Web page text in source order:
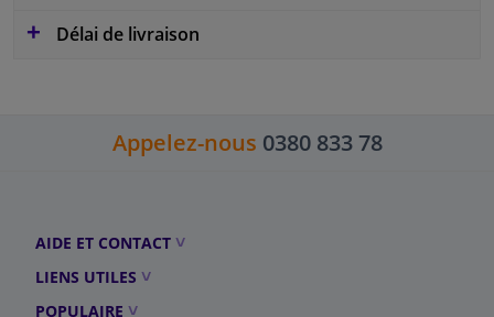
Délai de livraison
Appelez-nous 0380 833 78
AIDE ET CONTACT
LIENS UTILES
POPULAIRE